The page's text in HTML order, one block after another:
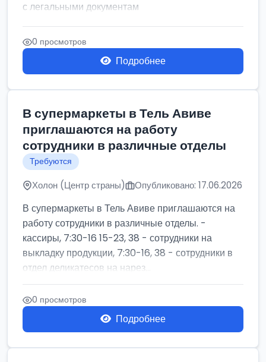
с легальными документам
0 просмотров
Подробнее
В супермаркеты в Тель Авиве
приглашаются на работу
сотрудники в различные отделы
Требуются
Холон (Центр страны) Опубликовано: 17.06.2026
В супермаркеты в Тель Авиве приглашаются на
работу сотрудники в различные отделы. -
кассиры, 7:30-16 15-23, 38 - сотрудники на
выкладку продукции, 7:30-16, 38 - сотрудники в
отдел деликатесов на нарез...
0 просмотров
Подробнее